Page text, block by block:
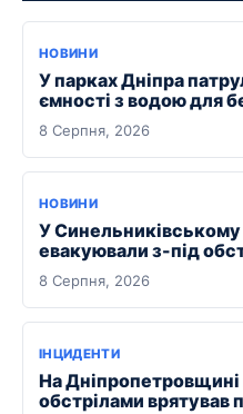
НОВИНИ
У парках Дніпра
ємності з водою для
8 Серпня, 2026
НОВИНИ
У Синельниківському
евакуювали з-під
8 Серпня, 2026
ІНЦИДЕНТИ
На Дніпропетровщині
обстрілами врятував